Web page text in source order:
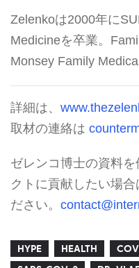
Zelenkoは2000年に
Medicineを卒業。
Monsey Family
詳細は、
取材の連絡は
ゼレンコ博士の資料
クトに貢献したい場
ださい。
HYPE HEALTH